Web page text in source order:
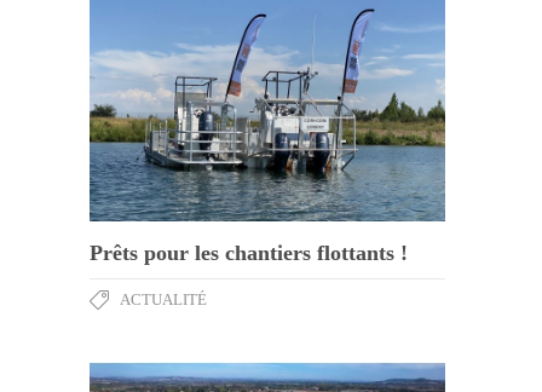
Prêts pour les chantiers flottants !
ACTUALITÉ